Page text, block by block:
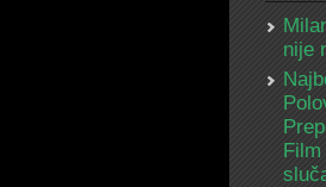
nije